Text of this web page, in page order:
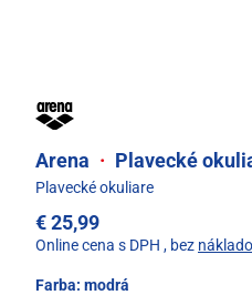
Arena · Plavecké
Plavecké okuliare
€ 25,99
Online cena s DPH , bez
Farba: modrá